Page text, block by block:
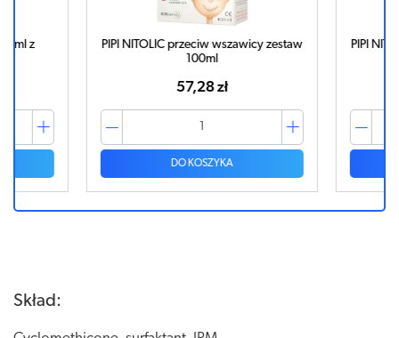
z
PIPI NITOLIC przeciw wszawicy zestaw
100ml
57,28 zł
DO KOSZYKA
PIPI
Skład: